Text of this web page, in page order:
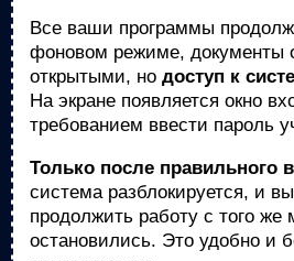
Все ваши программы
фоновом режиме, документы
открытыми, но доступ к
На экране появляется окно
требованием ввести пароль
Только после правильного
система разблокируется, и
продолжить работу с того же
остановились. Это удобно и